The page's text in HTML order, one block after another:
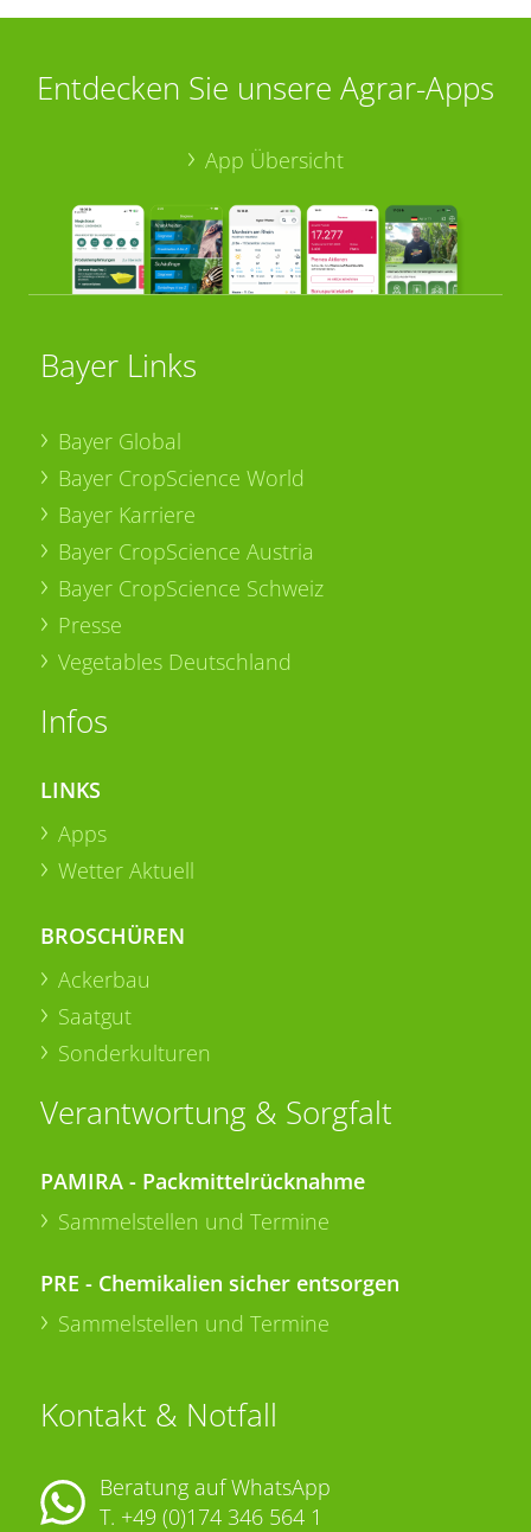
Entdecken Sie unsere Agrar-Apps
App Übersicht
Bayer Links
Bayer Global
Bayer CropScience World
Bayer Karriere
Bayer CropScience Austria
Bayer CropScience Schweiz
Presse
Vegetables Deutschland
Infos
LINKS
Apps
Wetter Aktuell
BROSCHÜREN
Ackerbau
Saatgut
Sonderkulturen
Verantwortung & Sorgfalt
PAMIRA - Packmittelrücknahme
Sammelstellen und Termine
PRE - Chemikalien sicher entsorgen
Sammelstellen und Termine
Kontakt & Notfall
Beratung auf WhatsApp
T. +49 (0)174 346 564 1